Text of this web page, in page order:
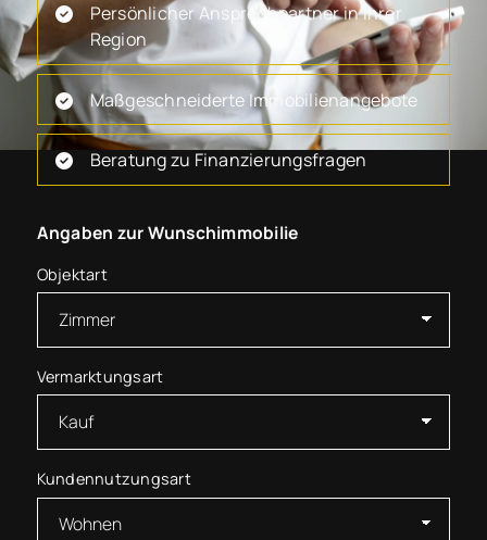
Persönlicher Ansprechpartner in Ihrer
Region
Maßgeschneiderte Immobilienangebote
Beratung zu Finanzierungsfragen
Angaben zur Wunschimmobilie
Objektart
Vermarktungsart
Kundennutzungsart